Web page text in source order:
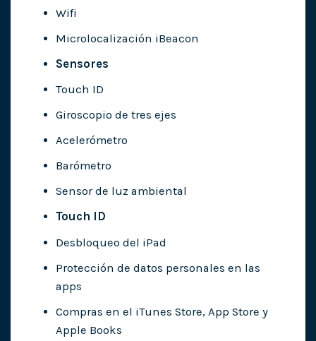
Wifi
Microlocalización iBeacon
Sensores
Touch ID
Giroscopio de tres ejes
Acelerómetro
Barómetro
Sensor de luz ambiental
Touch ID
Desbloqueo del iPad
Protección de datos personales en las
apps
Compras en el iTunes Store, App Store y
Apple Books